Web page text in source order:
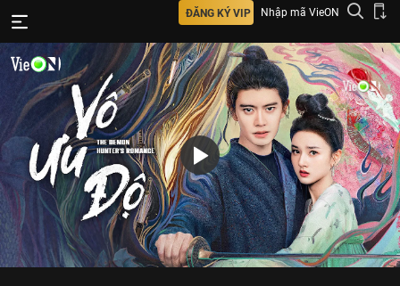
ĐĂNG KÝ VIP Nhập mã VieON